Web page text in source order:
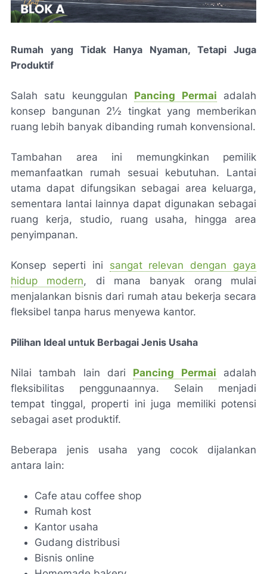
Rumah yang Tidak Hanya Nyaman, Tetapi Juga
Produktif
Salah satu keunggulan Pancing Permai adalah
konsep bangunan 2½ tingkat yang memberikan
ruang lebih banyak dibanding rumah konvensional.
Tambahan area ini memungkinkan pemilik
memanfaatkan rumah sesuai kebutuhan. Lantai
utama dapat difungsikan sebagai area keluarga,
sementara lantai lainnya dapat digunakan sebagai
ruang kerja, studio, ruang usaha, hingga area
penyimpanan.
Konsep seperti ini sangat relevan dengan gaya
hidup modern, di mana banyak orang mulai
menjalankan bisnis dari rumah atau bekerja secara
fleksibel tanpa harus menyewa kantor.
Pilihan Ideal untuk Berbagai Jenis Usaha
Nilai tambah lain dari Pancing Permai adalah
fleksibilitas penggunaannya. Selain menjadi
tempat tinggal, properti ini juga memiliki potensi
sebagai aset produktif.
Beberapa jenis usaha yang cocok dijalankan
antara lain:
Cafe atau coffee shop
Rumah kost
Kantor usaha
Gudang distribusi
Bisnis online